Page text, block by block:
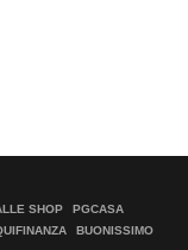
SHOP
PGCASA
BUONISSIMO